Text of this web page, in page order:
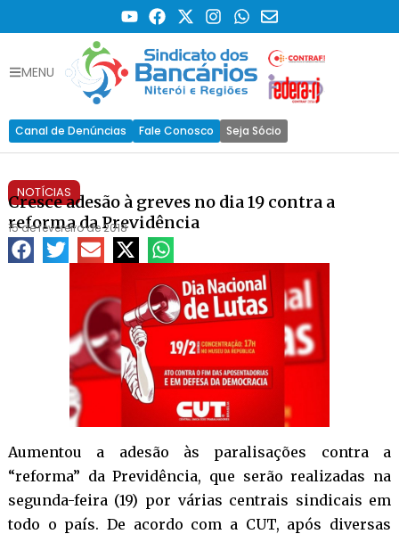
MENU
Canal de Denúncias Fale Conosco Seja Sócio
NOTÍCIAS
Cresce adesão à greves no dia 19 contra a
reforma da Previdência
15 de fevereiro de 2018
Aumentou a adesão às paralisações contra a
“reforma” da Previdência, que serão realizadas na
segunda-feira (19) por várias centrais sindicais em
todo o país. De acordo com a CUT, após diversas